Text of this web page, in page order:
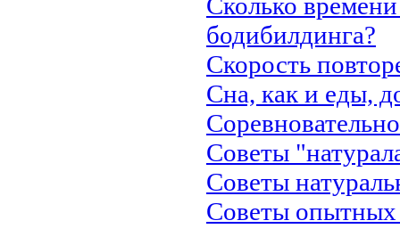
бодибилдинга?
Скорость
Сна, как и еды,
Советы
Советы
Советы опытных